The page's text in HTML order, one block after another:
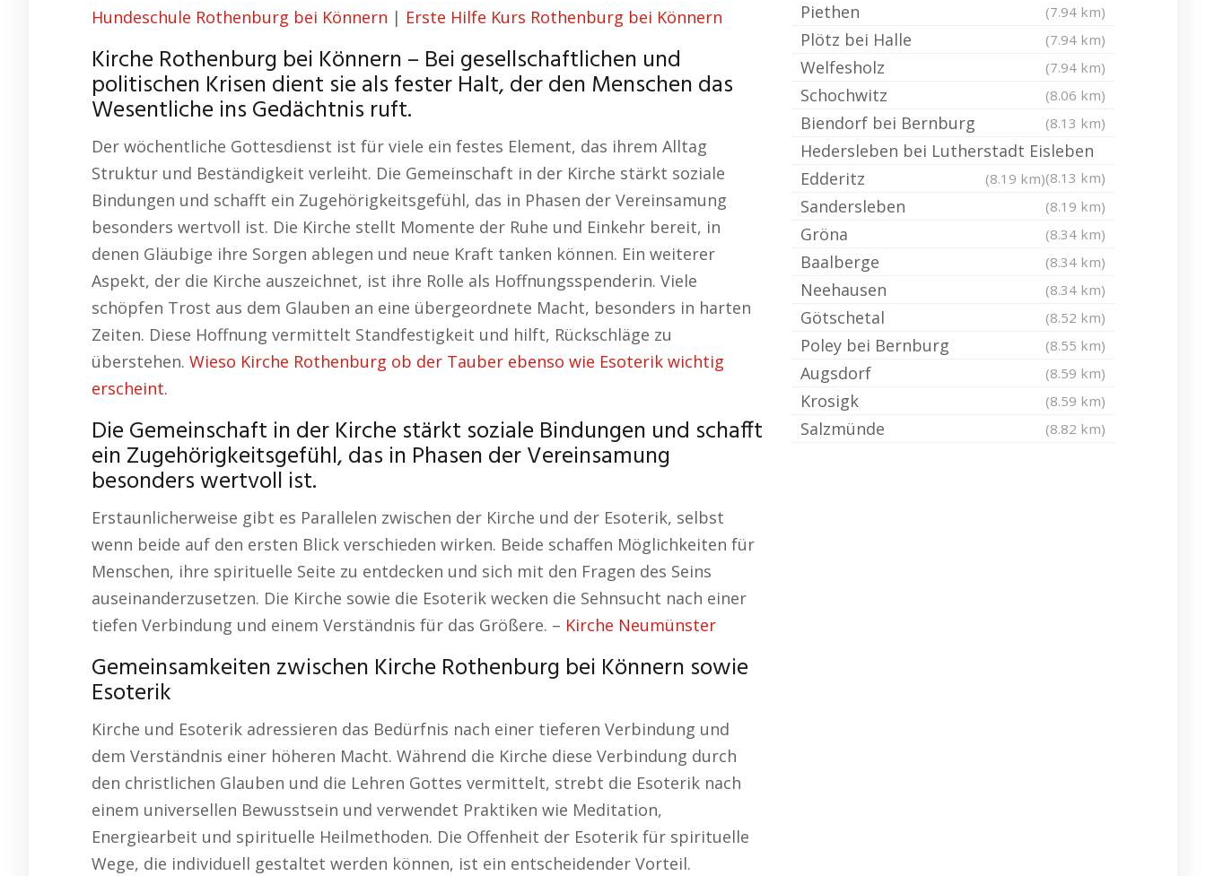
Hundeschule Rothenburg bei Könnern | Erste Hilfe Kurs Rothenburg bei Könnern
Kirche Rothenburg bei Könnern – Bei gesellschaftlichen und
politischen Krisen dient sie als fester Halt, der den Menschen das
Wesentliche ins Gedächtnis ruft.
Der wöchentliche Gottesdienst ist für viele ein festes Element, das ihrem Alltag
Struktur und Beständigkeit verleiht. Die Gemeinschaft in der Kirche stärkt soziale
Bindungen und schafft ein Zugehörigkeitsgefühl, das in Phasen der Vereinsamung
besonders wertvoll ist. Die Kirche stellt Momente der Ruhe und Einkehr bereit, in
denen Gläubige ihre Sorgen ablegen und neue Kraft tanken können. Ein weiterer
Aspekt, der die Kirche auszeichnet, ist ihre Rolle als Hoffnungsspenderin. Viele
schöpfen Trost aus dem Glauben an eine übergeordnete Macht, besonders in harten
Zeiten. Diese Hoffnung vermittelt Standfestigkeit und hilft, Rückschläge zu
überstehen. Wieso Kirche Rothenburg ob der Tauber ebenso wie Esoterik wichtig
erscheint.
Die Gemeinschaft in der Kirche stärkt soziale Bindungen und schafft
ein Zugehörigkeitsgefühl, das in Phasen der Vereinsamung
besonders wertvoll ist.
Erstaunlicherweise gibt es Parallelen zwischen der Kirche und der Esoterik, selbst
wenn beide auf den ersten Blick verschieden wirken. Beide schaffen Möglichkeiten für
Menschen, ihre spirituelle Seite zu entdecken und sich mit den Fragen des Seins
auseinanderzusetzen. Die Kirche sowie die Esoterik wecken die Sehnsucht nach einer
tiefen Verbindung und einem Verständnis für das Größere. – Kirche Neumünster
Gemeinsamkeiten zwischen Kirche Rothenburg bei Könnern sowie
Esoterik
Kirche und Esoterik adressieren das Bedürfnis nach einer tieferen Verbindung und
dem Verständnis einer höheren Macht. Während die Kirche diese Verbindung durch
den christlichen Glauben und die Lehren Gottes vermittelt, strebt die Esoterik nach
einem universellen Bewusstsein und verwendet Praktiken wie Meditation,
Energiearbeit und spirituelle Heilmethoden. Die Offenheit der Esoterik für spirituelle
Wege, die individuell gestaltet werden können, ist ein entscheidender Vorteil.
Piethen (7.94 km)
Plötz bei Halle (7.94 km)
Welfesholz (7.94 km)
Schochwitz (8.06 km)
Biendorf bei Bernburg (8.13 km)
Hedersleben bei Lutherstadt Eisleben
(8.13 km)
Edderitz (8.19 km)
Sandersleben (8.19 km)
Gröna (8.34 km)
Baalberge (8.34 km)
Neehausen (8.34 km)
Götschetal (8.52 km)
Poley bei Bernburg (8.55 km)
Augsdorf (8.59 km)
Krosigk (8.59 km)
Salzmünde (8.82 km)